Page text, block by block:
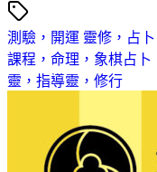
測驗，開運 靈修，占
課程，命理，象棋占
靈，指導靈，修行